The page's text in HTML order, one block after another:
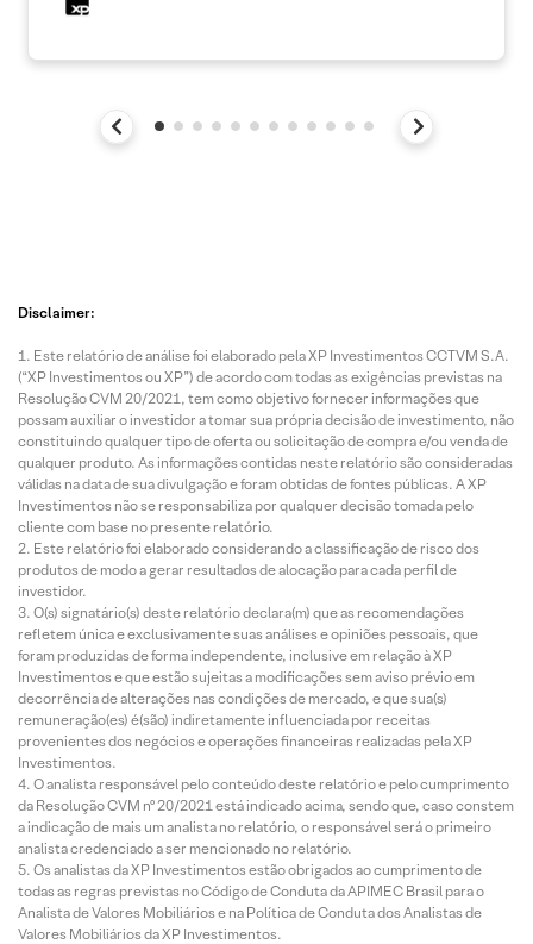
Disclaimer:
Este relatório de análise foi elaborado pela XP Investimentos CCTVM S.A.
(“XP Investimentos ou XP”) de acordo com todas as exigências previstas na
Resolução CVM 20/2021, tem como objetivo fornecer informações que
possam auxiliar o investidor a tomar sua própria decisão de investimento, não
constituindo qualquer tipo de oferta ou solicitação de compra e/ou venda de
qualquer produto. As informações contidas neste relatório são consideradas
válidas na data de sua divulgação e foram obtidas de fontes públicas. A XP
Investimentos não se responsabiliza por qualquer decisão tomada pelo
cliente com base no presente relatório.
Este relatório foi elaborado considerando a classificação de risco dos
produtos de modo a gerar resultados de alocação para cada perfil de
investidor.
O(s) signatário(s) deste relatório declara(m) que as recomendações
refletem única e exclusivamente suas análises e opiniões pessoais, que
foram produzidas de forma independente, inclusive em relação à XP
Investimentos e que estão sujeitas a modificações sem aviso prévio em
decorrência de alterações nas condições de mercado, e que sua(s)
remuneração(es) é(são) indiretamente influenciada por receitas
provenientes dos negócios e operações financeiras realizadas pela XP
Investimentos.
O analista responsável pelo conteúdo deste relatório e pelo cumprimento
da Resolução CVM nº 20/2021 está indicado acima, sendo que, caso constem
a indicação de mais um analista no relatório, o responsável será o primeiro
analista credenciado a ser mencionado no relatório.
Os analistas da XP Investimentos estão obrigados ao cumprimento de
todas as regras previstas no Código de Conduta da APIMEC Brasil para o
Analista de Valores Mobiliários e na Política de Conduta dos Analistas de
Valores Mobiliários da XP Investimentos.